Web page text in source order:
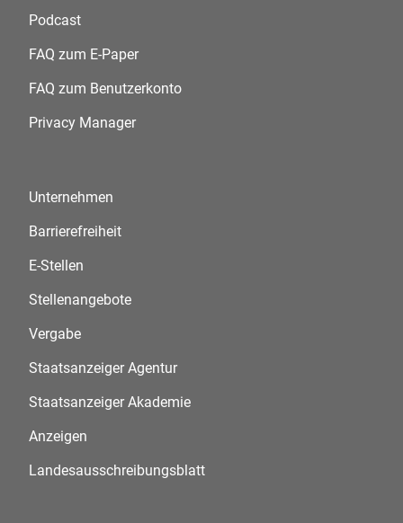
Podcast
FAQ zum E-Paper
FAQ zum Benutzerkonto
Privacy Manager
Unternehmen
Barrierefreiheit
E-Stellen
Stellenangebote
Vergabe
Staatsanzeiger Agentur
Staatsanzeiger Akademie
Anzeigen
Landesausschreibungsblatt